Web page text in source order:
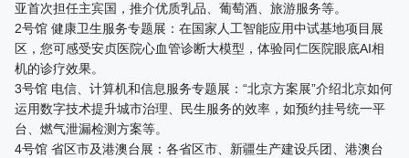
亚首次担任主宾国，推介优质乳品、葡萄酒、旅游服务等。
2号馆 健康卫生服务专题展：在国家人工智能应用中试基地项目展
区，您可感受安贞医院心血管诊断大模型，体验同仁医院眼底AI相
机的诊疗效果。
3号馆 电信、计算机和信息服务专题展：“北京方案展”介绍北京如何
运用数字技术提升城市治理、民生服务的效率，如预约挂号统一平
台、燃气泄漏检测方案等。
4号馆 省区市及港澳台展：各省区市、新疆生产建设兵团、港澳台